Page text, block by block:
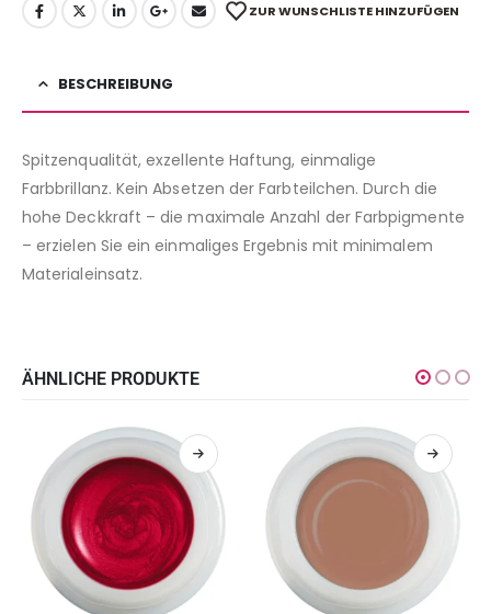
ZUR WUNSCHLISTE HINZUFÜGEN
BESCHREIBUNG
Spitzenqualität, exzellente Haftung, einmalige
Farbbrillanz. Kein Absetzen der Farbteilchen. Durch die
hohe Deckkraft – die maximale Anzahl der Farbpigmente
– erzielen Sie ein einmaliges Ergebnis mit minimalem
Materialeinsatz.
ÄHNLICHE PRODUKTE